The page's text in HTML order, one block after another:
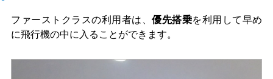
ファーストクラスの利用者は、 優先搭乗を利用して早め
に飛行機の中に入ることができます。